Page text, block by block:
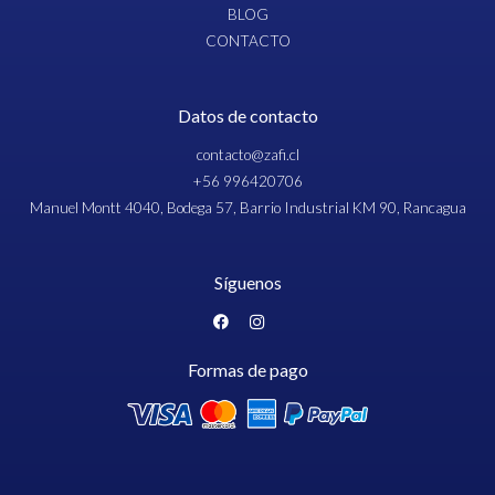
BLOG
CONTACTO
Datos de contacto
contacto@zafi.cl
+56 996420706
Manuel Montt 4040, Bodega 57, Barrio Industrial KM 90, Rancagua
Síguenos
Formas de pago